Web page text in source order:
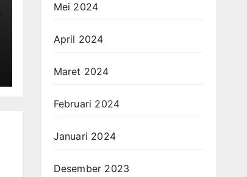
Mei 2024
April 2024
Maret 2024
Februari 2024
Januari 2024
Desember 2023